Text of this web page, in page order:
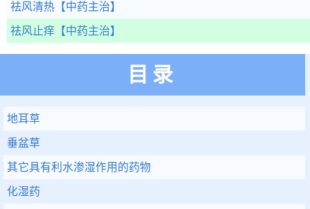
祛风清热 【中药主治】
祛风止痒 【中药主治】
目录
地耳草
垂盆草
其它具有利水渗湿作用的药物
化湿药